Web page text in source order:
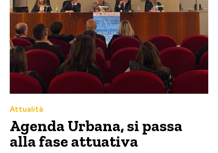
Attualità
Agenda Urbana, si passa
alla fase attuativa